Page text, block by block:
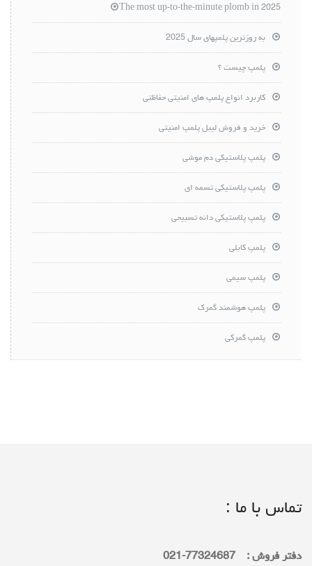
The most up-to-the-minute plomb in 2025
به روزترین پلمپهای سال 2025
پلمپ چیست ؟
کاربرد انواع پلمپ های امنیتی حفاظتی
خرید و فروش لیبل پلمپ امنیتی
پلمپ پلاستیکی دم موشی
پلمپ پلاستیکی تسمه ای
پلمپ پلاستیکی دانه تسبیحی
پلمپ کابلی
پلمپ سیمی
پلمپ هوشمند گمرک
پلمپ گمرکی
تماس با ما :
دفتر فروش : 77324687-021